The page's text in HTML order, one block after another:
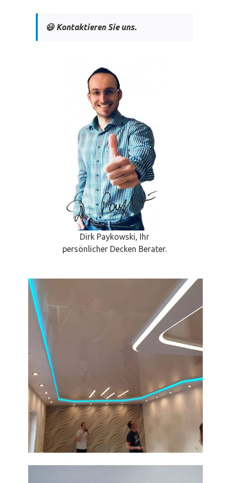
😃 Kontaktieren Sie uns.
Dirk Paykowski, Ihr
persönlicher Decken Berater.